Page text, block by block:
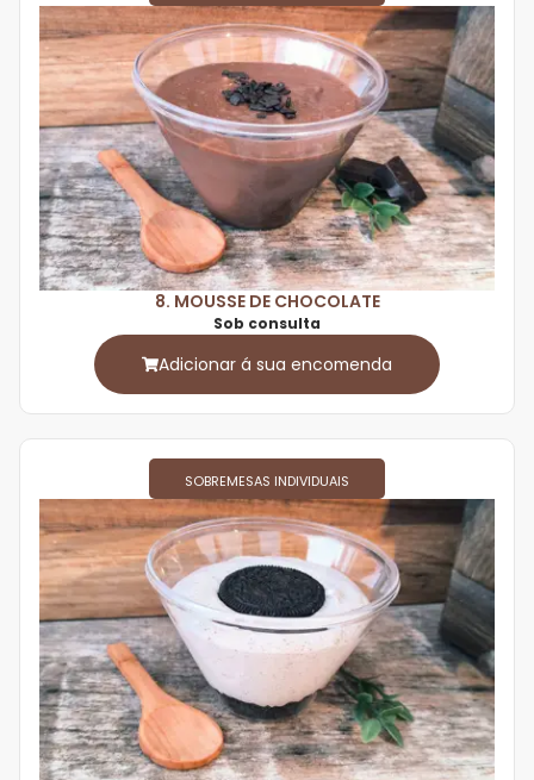
8. MOUSSE DE CHOCOLATE
Sob consulta
Adicionar á sua encomenda
SOBREMESAS INDIVIDUAIS